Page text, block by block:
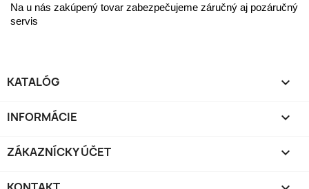
Na u nás zakúpený tovar zabezpečujeme záručný aj pozáručný
servis
KATALÓG 
INFORMÁCIE 
ZÁKAZNÍCKY ÚČET 